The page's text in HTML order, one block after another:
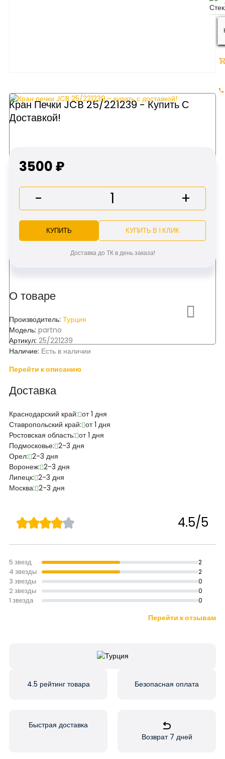
Кран Печки JCB 25/221239 - Купить С
Доставкой!
О товаре
Производитель: Турция
Модель: partno
Артикул: 25/221239
Наличие: Есть в наличии
Перейти к описанию
Доставка
Краснодарский край: от 1 дня
Ставропольский край: от 1 дня
Ростовская область: от 1 дня
Подмосковье: 2-3 дня
Орел: 2-3 дня
Воронеж: 2-3 дня
Липецк: 2-3 дня
Москва: 2-3 дня
3500 ₽
- +
КУПИТЬ КУПИТЬ В 1 КЛИК
Доставка до ТК в день заказа!
4.5/5
5 звезд 2
4 звезды 2
3 звезды 0
2 звезды 0
1 звезда 0
Перейти к отзывам
4.5 рейтинг товара Безопасная оплата
Быстрая доставка
Возврат 7 дней